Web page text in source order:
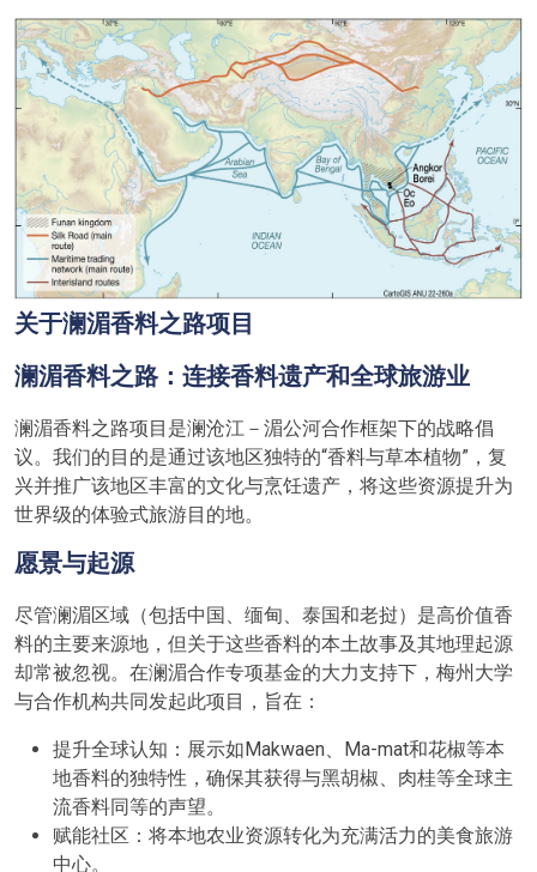
关于澜湄香料之路项目
澜湄香料之路：连接香料遗产和全球旅游业
澜湄香料之路项目是澜沧江－湄公河合作框架下的战略倡
议。我们的目的是通过该地区独特的“香料与草本植物”，复
兴并推广该地区丰富的文化与烹饪遗产，将这些资源提升为
世界级的体验式旅游目的地。
愿景与起源
尽管澜湄区域（包括中国、缅甸、泰国和老挝）是高价值香
料的主要来源地，但关于这些香料的本土故事及其地理起源
却常被忽视。在澜湄合作专项基金的大力支持下，梅州大学
与合作机构共同发起此项目，旨在：
提升全球认知：展示如Makwaen、Ma-mat和花椒等本
地香料的独特性，确保其获得与黑胡椒、肉桂等全球主
流香料同等的声望。
赋能社区：将本地农业资源转化为充满活力的美食旅游
中心。